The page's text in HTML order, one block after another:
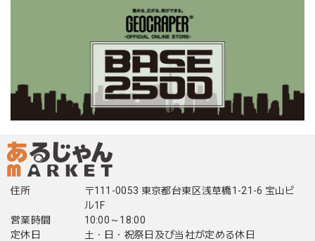
住所
〒111-0053 東京都台東区浅草橋1-21-6 宝山ビ
ル1F
営業時間
10:00～18:00
定休日
土・日・祝祭日及び当社が定める休日